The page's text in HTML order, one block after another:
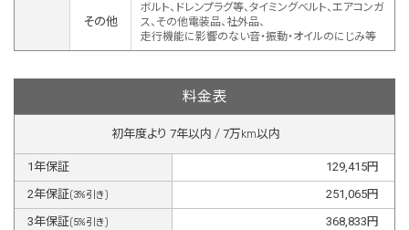
その他
ボルト、ドレンプラグ等、タイミングベルト、エアコンガ
ス、その他電装品、社外品、
走行機能に影響のない音・振動・オイルのにじみ等
料金表
初年度より 7年以内 / 7万km以内
1年保証 129,415円
2年保証(3%引き) 251,065円
3年保証(5%引き) 368,833 円